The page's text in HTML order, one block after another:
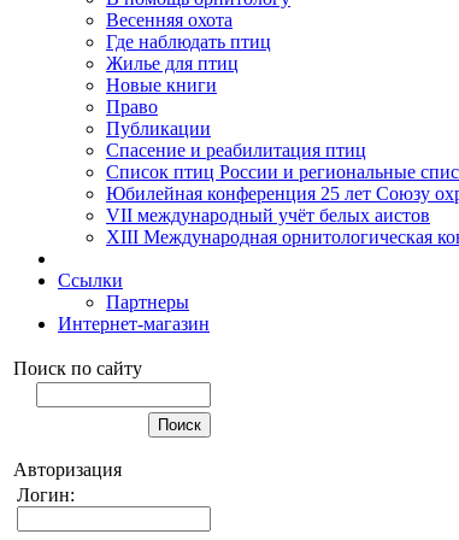
Весенняя охота
Где наблюдать птиц
Жилье для птиц
Новые книги
Право
Публикации
Спасение и реабилитация птиц
Список птиц России и региональные
Юбилейная конференция 25 лет Союзу
VII международный учёт белых аистов
XIII Международная орнитологическая
Ссылки
Партнеры
Интернет-магазин
Поиск по сайту
Авторизация
Логин: